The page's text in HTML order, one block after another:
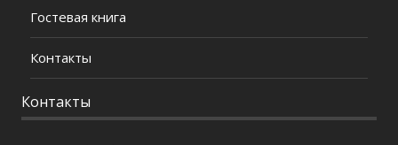
Гостевая книга
Контакты
Контакты